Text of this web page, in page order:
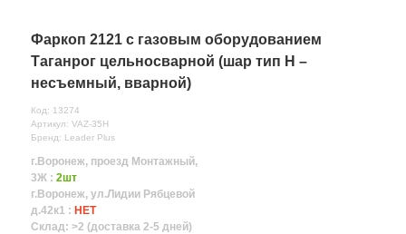
Фаркоп 2121 c газовым оборудованием
Таганрог цельносварной (шар тип Н –
несъемный, вварной)
Код: 13274
Артикул: VAZ-35Н
Бренд: Leader Plus
г.Воронеж, проезд Монтажный,
3Ж : 2шт
г.Воронеж, ул.Лидии Рябцевой
д.42к1 : НЕТ
Склад: >2 (доставка 2-5 дней)